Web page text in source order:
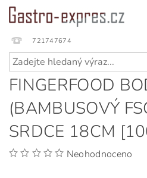
721747674
FINGERFOOD
(BAMBUSOVÝ
SRDCE 18CM
Neohodnoceno